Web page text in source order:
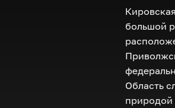
большой
Область
природой